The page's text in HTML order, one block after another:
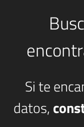
Si te
datos,